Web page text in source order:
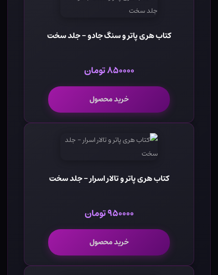
کتاب هری پاتر و سنگ جادو - جلد سخت
۸۵۰۰۰۰ تومان
خرید محصول
کتاب هری پاتر و تالار اسرار - جلد سخت
۹۵۰۰۰۰ تومان
خرید محصول